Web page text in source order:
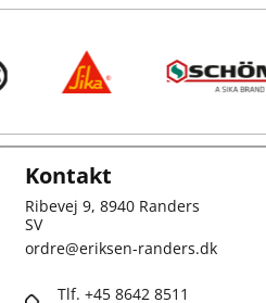
Kontakt
Ribevej 9, 8940 Randers
SV
ordre@eriksen-randers.dk
Tlf. +45 8642 8511